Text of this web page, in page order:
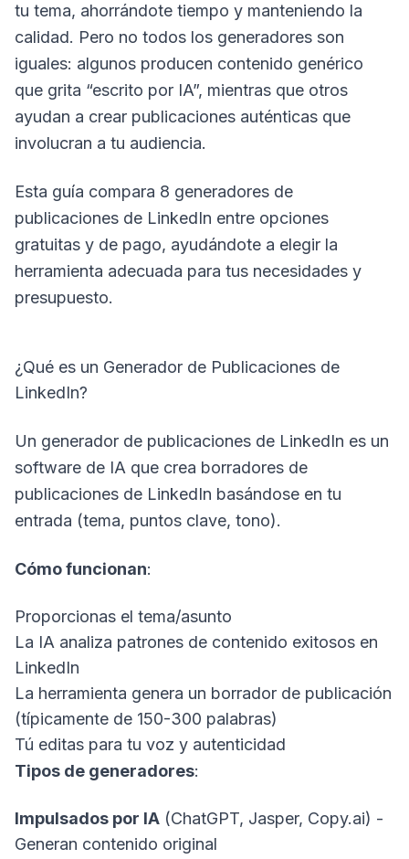
tu tema, ahorrándote tiempo y manteniendo la
calidad. Pero no todos los generadores son
iguales: algunos producen contenido genérico
que grita “escrito por IA”, mientras que otros
ayudan a crear publicaciones auténticas que
involucran a tu audiencia.
Esta guía compara 8 generadores de
publicaciones de LinkedIn entre opciones
gratuitas y de pago, ayudándote a elegir la
herramienta adecuada para tus necesidades y
presupuesto.
¿Qué es un Generador de Publicaciones de
LinkedIn?
Un generador de publicaciones de LinkedIn es un
software de IA que crea borradores de
publicaciones de LinkedIn basándose en tu
entrada (tema, puntos clave, tono).
Cómo funcionan:
Proporcionas el tema/asunto
La IA analiza patrones de contenido exitosos en
LinkedIn
La herramienta genera un borrador de publicación
(típicamente de 150-300 palabras)
Tú editas para tu voz y autenticidad
Tipos de generadores:
Impulsados por IA (ChatGPT, Jasper, Copy.ai) -
Generan contenido original